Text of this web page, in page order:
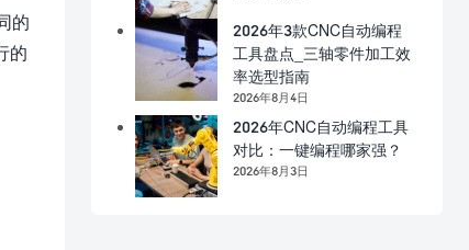
的
的
2026年3款CNC自动编程
工具盘点_三轴零件加工效
率选型指南
2026年8月4日
2026年CNC自动编程工具
对比：一键编程哪家强？
2026年8月3日